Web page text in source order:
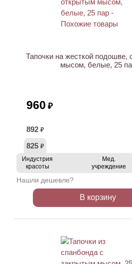
Тапочки на жесткой подошве,
мысом, белые, 25
960 ₽
892 ₽
825 ₽
Индустрия
красоты
Мед.
учреждение
Нашли дешевле?
В корзину